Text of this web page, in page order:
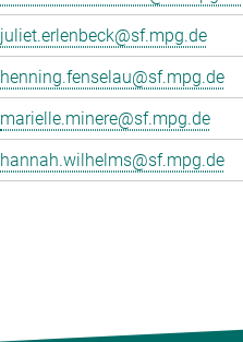
juliet.erlenbeck@sf.mpg.de
henning.fenselau@sf.mpg.de
marielle.minere@sf.mpg.de
hannah.wilhelms@sf.mpg.de